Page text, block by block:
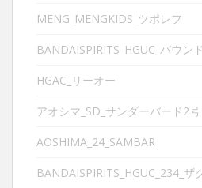
MENG_MENGKIDS_ツポレフ
BANDAISPIRITS_HGUC_バウン
HGAC_リーオー
アオシマ_SD_サンダーバード2号
AOSHIMA_24_SAMBAR
BANDAISPIRITS_HGUC_234_ザ